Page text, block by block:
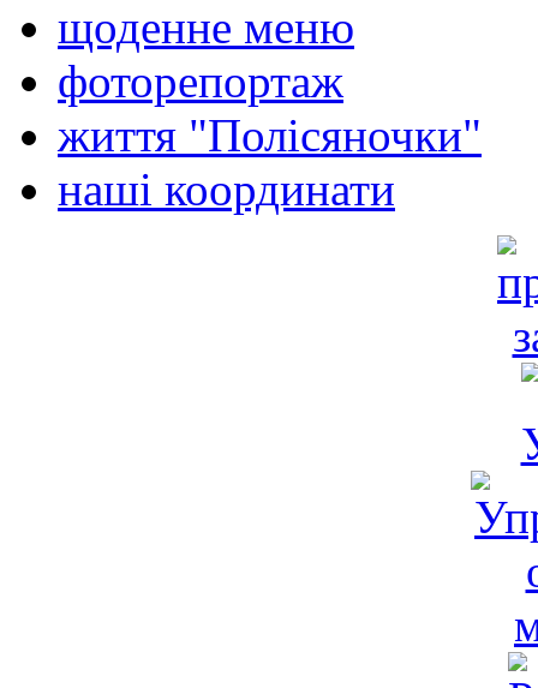
щоденне меню
фоторепортаж
життя "Полісяночки"
наші координати